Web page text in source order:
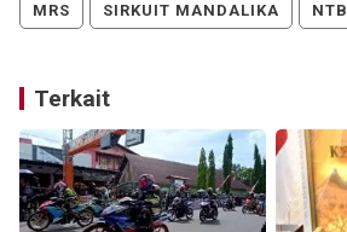
MRS SIRKUIT MANDALIKA NTB
Terkait